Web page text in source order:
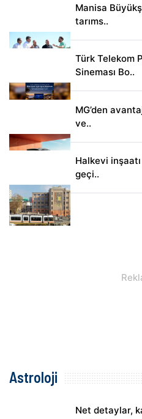
Manisa
tarıms..
Türk Telekom
Sineması Bo..
MG’den
ve..
Halkevi
geçi..
Astroloji
Net detaylar,